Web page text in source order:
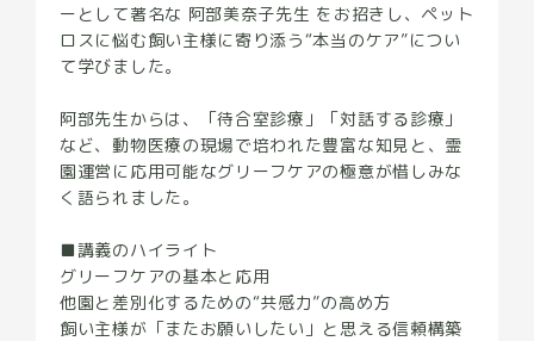
ーとして著名な 阿部美奈子先生 をお招きし、ペット
ロスに悩む飼い主様に寄り添う“本当のケア”につい
て学びました。
阿部先生からは、「待合室診療」「対話する診療」
など、動物医療の現場で培われた豊富な知見と、霊
園運営に応用可能なグリーフケアの極意が惜しみな
く語られました。
■講義のハイライト
グリーフケアの基本と応用
他園と差別化するための“共感力”の高め方
飼い主様が「またお願いしたい」と思える信頼構築